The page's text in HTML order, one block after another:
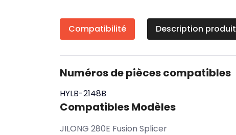
Compatibilité Description produit
Numéros de pièces compatibles
HYLB-2148B
Compatibles Modèles
JILONG 280E Fusion Splicer